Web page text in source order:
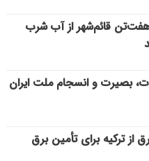
هفت‌تن قائم‌شهر از آب شرب
بصیرت و انسجام ملت ایران
برق از ترکیه برای تأمین برق